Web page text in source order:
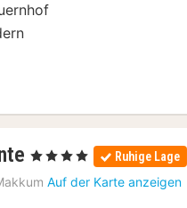
2
Nächte
ab
, 4 Sterne Ruhige Lage
Auf der Karte anzeigen